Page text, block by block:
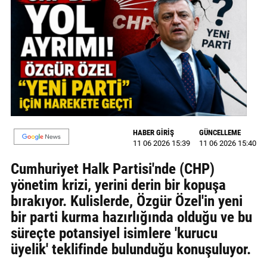
EKONOMİ
DÜNYA
MAGAZİN
GALERİ
VİDEO
YAZARLAR
BİZE
ULAŞIN
Künye
İletişim
Gizlilik
HABER GİRİŞ
11 06 2026 15:39
GÜNCELLEME
11 06 2026 15:40
Cumhuriyet Halk Partisi'nde (CHP)
yönetim krizi, yerini derin bir kopuşa
bırakıyor. Kulislerde, Özgür Özel'in yeni
bir parti kurma hazırlığında olduğu ve bu
süreçte potansiyel isimlere 'kurucu
üyelik' teklifinde bulunduğu konuşuluyor.